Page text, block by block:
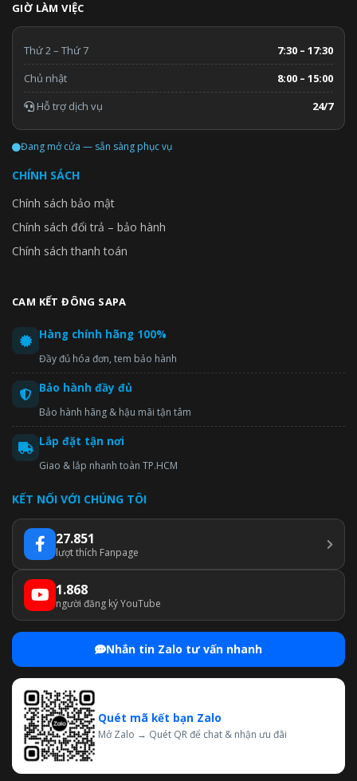
GIỜ LÀM VIỆC
Thứ 2 – Thứ 7
7:30 – 17:30
Chủ nhật
8:00 – 15:00
Hỗ trợ dịch vụ
24/7
Đang mở cửa — sẵn sàng phục vụ
CHÍNH SÁCH
Chính sách bảo mật
Chính sách đổi trả – bảo hành
Chính sách thanh toán
CAM KẾT ĐÔNG SAPA
Hàng chính hãng 100%
Đầy đủ hóa đơn, tem bảo hành
Bảo hành đầy đủ
Bảo hành hãng & hậu mãi tận tâm
Lắp đặt tận nơi
Giao & lắp nhanh toàn TP.HCM
KẾT NỐI VỚI CHÚNG TÔI
27.851
lượt thích Fanpage
1.868
người đăng ký YouTube
Nhắn tin Zalo tư vấn nhanh
Quét mã kết bạn Zalo
Mở Zalo → Quét QR để chat & nhận ưu đãi